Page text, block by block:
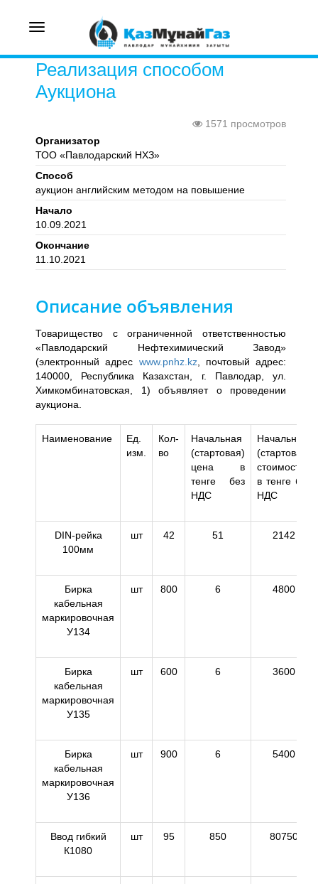
Toggle
Реализация способом
Аукциона
1571 просмотров
Организатор
ТОО «Павлодарский НХЗ»
Способ
аукцион английским методом на повышение
Начало
10.09.2021
Окончание
11.10.2021
Описание объявления
Товарищество с ограниченной ответственностью
«Павлодарский Нефтехимический Завод»
(электронный адрес www.pnhz.kz, почтовый адрес:
140000, Республика Казахстан, г. Павлодар, ул.
Химкомбинатовская, 1) объявляет о проведении
аукциона.
Наименование
Ед.
изм.
Кол-
во
Начальная
(стартовая)
цена в
тенге без
НДС
Начальная
(стартовая)
стоимость
в тенге без
НДС
DIN-рейка
100мм
шт 42 51 2142
Бирка
кабельная
маркировочная
У134
шт 800 6 4800
Бирка
кабельная
маркировочная
У135
шт 600 6 3600
Бирка
кабельная
маркировочная
У136
шт 900 6 5400
Ввод гибкий
К1080
шт 95 850 80750